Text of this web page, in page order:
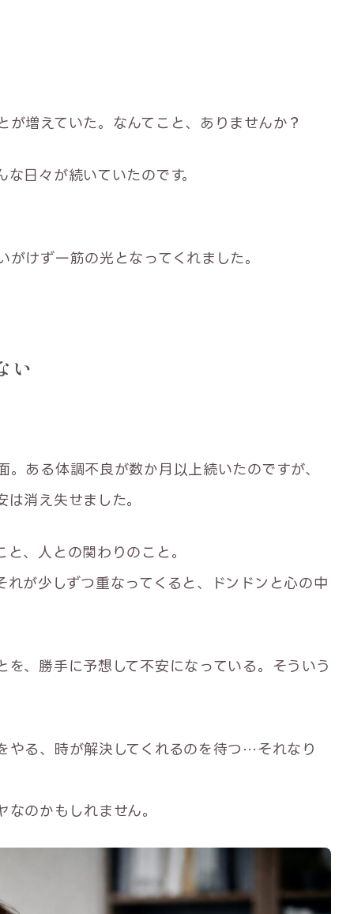
増えていた。なんてこと、ありませんか？
日々が続いていたのです。
けず一筋の光となってくれました。
い
ある体調不良が数か月以上続いたのですが、
消え失せました。
、人との関わりのこと。
が少しずつ重なってくると、ドンドンと心の中
、勝手に予想して不安になっている。そういう
やる、時が解決してくれるのを待つ…それなり
のかもしれません。